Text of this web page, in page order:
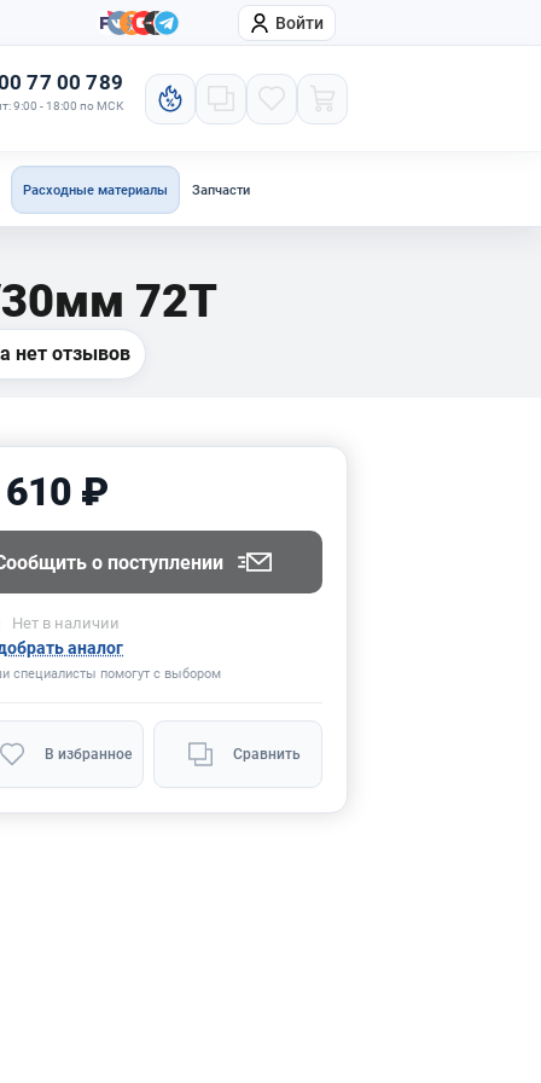
Компания Войти
77 00 789
9:00 - 18:00 по МСК
Расходные материалы Запчасти
30мм 72Т
нет отзывов
₽
о поступлении
Нет в наличии
аналог
специалисты помогут с выбором
В избранное Сравнить